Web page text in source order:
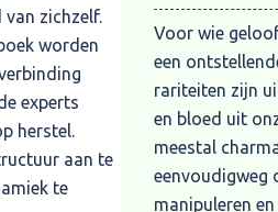
zichzelf.
worden
experts
herstel.
aan te
te
Voor wie
een
rariteiten zijn
en bloed uit
meestal
eenvoudigweg
manipuleren